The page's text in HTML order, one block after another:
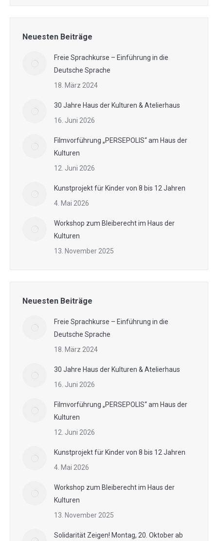
Neuesten Beiträge
Freie Sprachkurse – Einführung in die
Deutsche Sprache
18. März 2024
30 Jahre Haus der Kulturen & Atelierhaus
16. Juni 2026
Filmvorführung „PERSEPOLIS“ am Haus der
Kulturen
12. Juni 2026
Kunstprojekt für Kinder von 8 bis 12 Jahren
4. Mai 2026
Workshop zum Bleiberecht im Haus der
Kulturen
13. November 2025
Neuesten Beiträge
Freie Sprachkurse – Einführung in die
Deutsche Sprache
18. März 2024
30 Jahre Haus der Kulturen & Atelierhaus
16. Juni 2026
Filmvorführung „PERSEPOLIS“ am Haus der
Kulturen
12. Juni 2026
Kunstprojekt für Kinder von 8 bis 12 Jahren
4. Mai 2026
Workshop zum Bleiberecht im Haus der
Kulturen
13. November 2025
Solidarität Zeigen! Montag, 20. Oktober ab